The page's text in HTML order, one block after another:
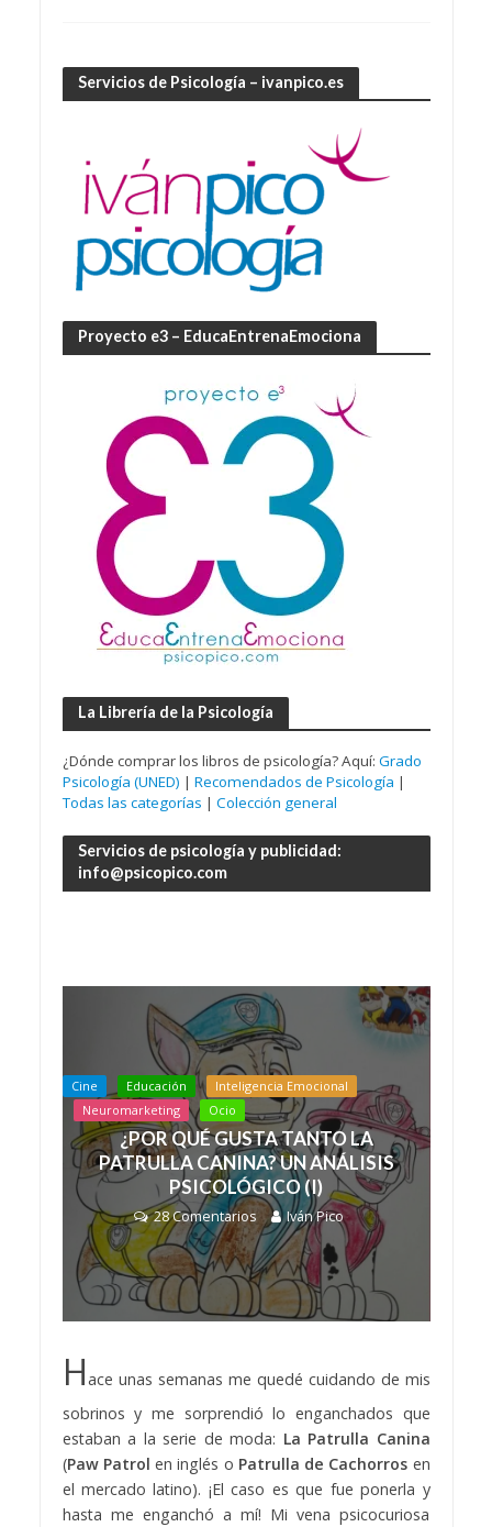
Servicios de Psicología – ivanpico.es
Proyecto e3 – EducaEntrenaEmociona
La Librería de la Psicología
¿Dónde comprar los libros de psicología? Aquí: Grado
Psicología (UNED) | Recomendados de Psicología |
Todas las categorías | Colección general
Servicios de psicología y publicidad:
info@psicopico.com
Cine Educación
Inteligencia Emocional
Neuromarketing
Ocio
¿POR QUÉ GUSTA TANTO LA
PATRULLA CANINA? UN ANÁLISIS
PSICOLÓGICO (I)
28 Comentarios Iván Pico
Hace unas semanas me quedé cuidando de mis
sobrinos y me sorprendió lo enganchados que
estaban a la serie de moda: La Patrulla Canina
(Paw Patrol en inglés o Patrulla de Cachorros en
el mercado latino). ¡El caso es que fue ponerla y
hasta me enganchó a mí! Mi vena psicocuriosa